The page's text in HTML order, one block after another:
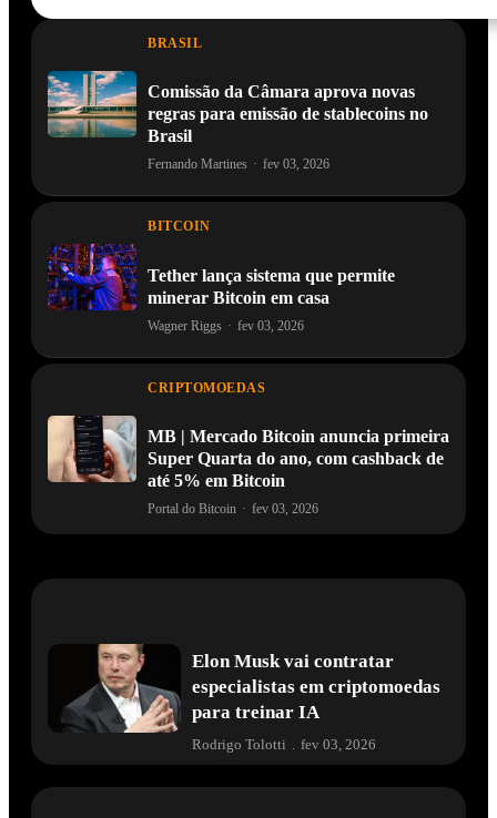
BRASIL
Comissão da Câmara aprova novas
regras para emissão de stablecoins no
Brasil
Fernando Martines · fev 03, 2026
BITCOIN
Tether lança sistema que permite
minerar Bitcoin em casa
Wagner Riggs · fev 03, 2026
CRIPTOMOEDAS
MB | Mercado Bitcoin anuncia primeira
Super Quarta do ano, com cashback de
até 5% em Bitcoin
Portal do Bitcoin · fev 03, 2026
Elon Musk vai contratar
especialistas em criptomoedas
para treinar IA
Rodrigo Tolotti fev 03, 2026